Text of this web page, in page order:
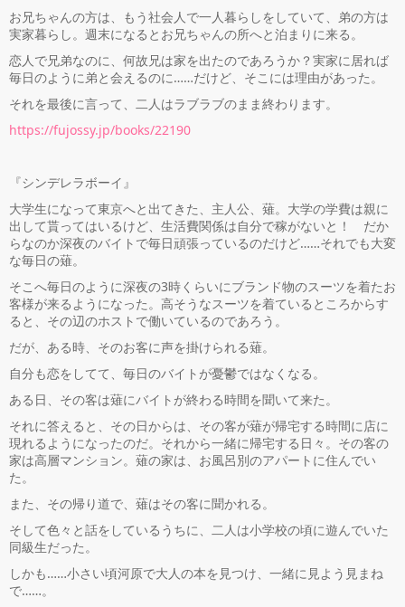
お兄ちゃんの方は、もう社会人で一人暮らしをしていて、弟の方は
実家暮らし。週末になるとお兄ちゃんの所へと泊まりに来る。
恋人で兄弟なのに、何故兄は家を出たのであろうか？実家に居れば
毎日のように弟と会えるのに……だけど、そこには理由があった。
それを最後に言って、二人はラブラブのまま終わります。
https://fujossy.jp/books/22190
『シンデレラボーイ』
大学生になって東京へと出てきた、主人公、薙。大学の学費は親に
出して貰ってはいるけど、生活費関係は自分で稼がないと！ だか
らなのか深夜のバイトで毎日頑張っているのだけど……それでも大変
な毎日の薙。
そこへ毎日のように深夜の3時くらいにブランド物のスーツを着たお
客様が来るようになった。高そうなスーツを着ているところからす
ると、その辺のホストで働いているのであろう。
だが、ある時、そのお客に声を掛けられる薙。
自分も恋をしてて、毎日のバイトが憂鬱ではなくなる。
ある日、その客は薙にバイトが終わる時間を聞いて来た。
それに答えると、その日からは、その客が薙が帰宅する時間に店に
現れるようになったのだ。それから一緒に帰宅する日々。その客の
家は高層マンション。薙の家は、お風呂別のアパートに住んでい
た。
また、その帰り道で、薙はその客に聞かれる。
そして色々と話をしているうちに、二人は小学校の頃に遊んでいた
同級生だった。
しかも……小さい頃河原で大人の本を見つけ、一緒に見よう見まね
で……。